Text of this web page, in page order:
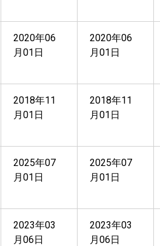
2020年06
月01日
2020年06
月01日
2018年11
月01日
2018年11
月01日
2025年07
月01日
2025年07
月01日
2023年03
月06日
2023年03
月06日